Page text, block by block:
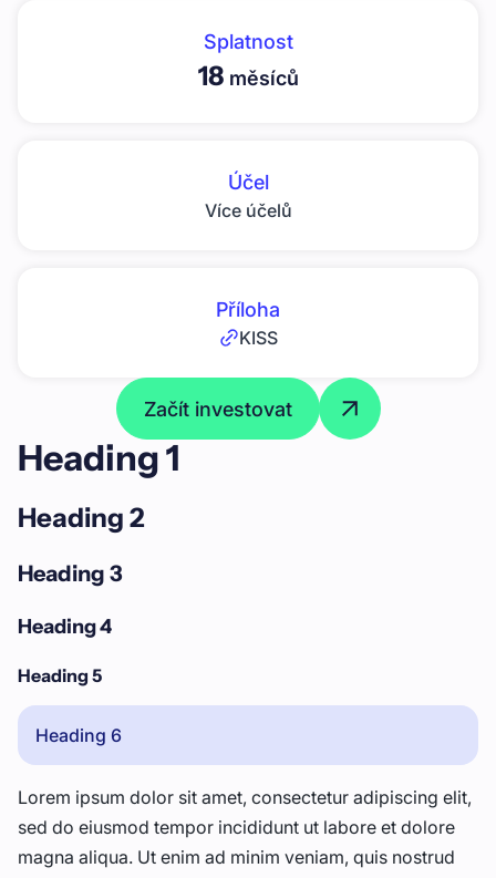
Splatnost
18 měsíců
Účel
Více účelů
Příloha
KISS
Začít investovat
Heading 1
Heading 2
Heading 3
Heading 4
Heading 5
Heading 6
Lorem ipsum dolor sit amet, consectetur adipiscing elit,
sed do eiusmod tempor incididunt ut labore et dolore
magna aliqua. Ut enim ad minim veniam, quis nostrud